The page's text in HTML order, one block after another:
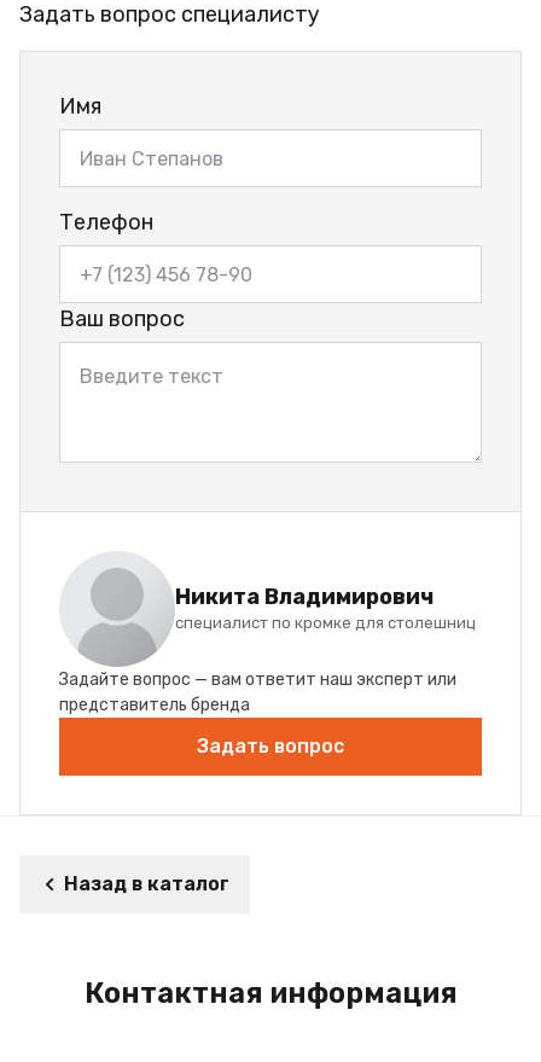
Задать вопрос специалисту
Имя
Телефон
Ваш вопрос
Никита Владимирович
специалист по кромке для столешниц
Задайте вопрос — вам ответит наш эксперт или
представитель бренда
Задать вопрос
Назад в каталог
Контактная информация